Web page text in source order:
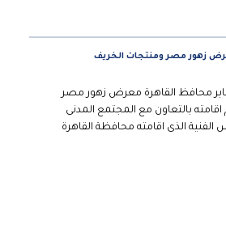
زهور مصر ومنتجات الخريف
صابر محافظ القاهرة معرض زهور مصر
بالتعاون مع المجتمع المدنى
الذى اقامته محافظة القاهرة